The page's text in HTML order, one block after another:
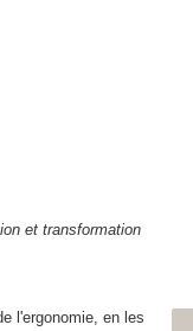
et transformation
l'ergonomie, en les